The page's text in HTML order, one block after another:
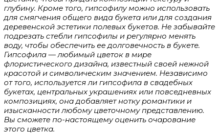
глубину. Кроме того, гипсофилу можно использовать
для смягчения общего вида букета или для создания
деревенской эстетики полевых букетов. Не забывайте
подрезать стебли гипсофилы и регулярно менять
воду, чтобы обеспечить ее долговечность в букете.
Гипсофила — любимый цветок в мире
флористического дизайна, известный своей нежной
красотой и символическим значением. Независимо
от того, используется ли гипсофила в свадебных
букетах, центральных украшениях или повседневных
композициях, она добавляет нотку романтики и
изысканности любому цветочному представлению.
Вы сможете по-настоящему оценить очарование
этого цветка.